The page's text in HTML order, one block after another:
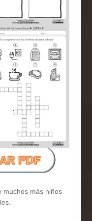
muchos más niños